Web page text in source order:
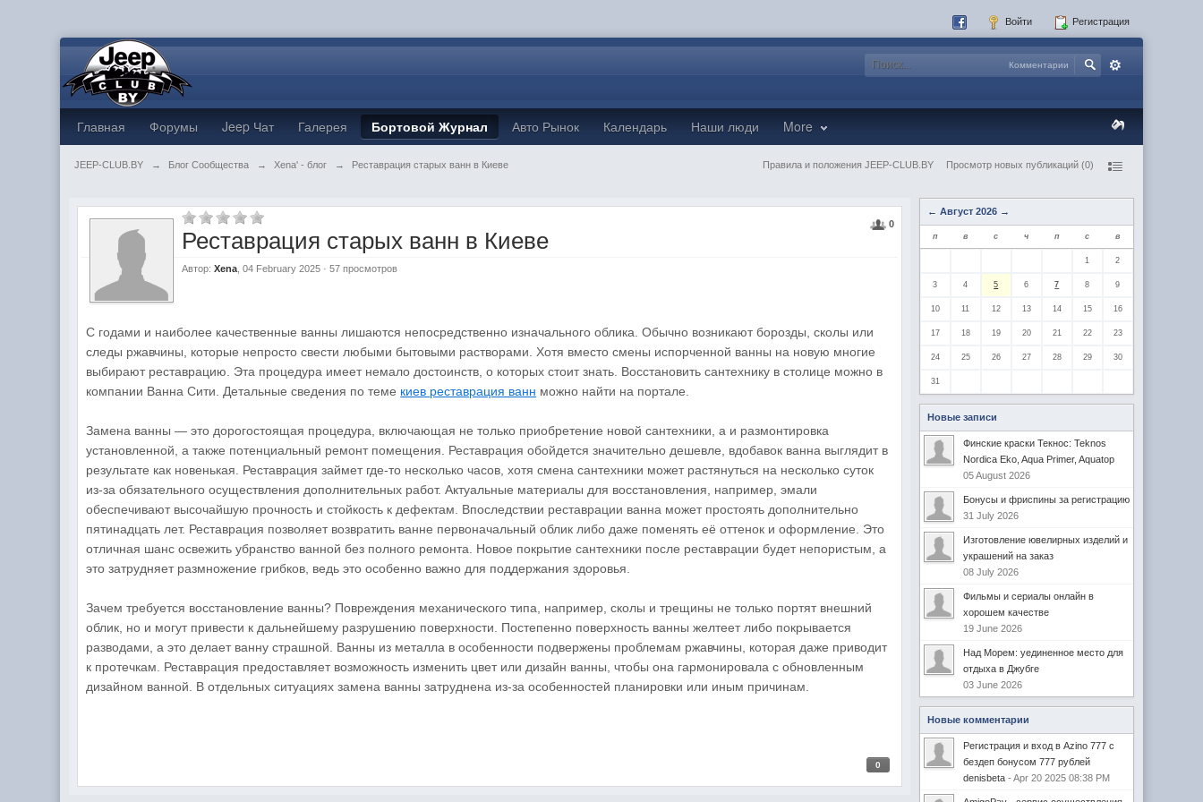
Войти Регистрация
Комментарии
Главная Форумы Jeep Чат Галерея Бортовой Журнал Авто Рынок Календарь Наши люди More
JEEP-CLUB.BY → Блог Сообщества → Xena' - блог → Реставрация старых ванн в Киеве Правила и положения JEEP-CLUB.BY Просмотр новых публикаций (0)
0
Реставрация старых ванн в Киеве
Автор:Xena , 04 February 2025 · 57 просмотров
С годами и наиболее качественные ванны лишаются непосредственно изначального облика. Обычно возникают борозды, сколы или
следы ржавчины, которые непросто свести любыми бытовыми растворами. Хотя вместо смены испорченной ванны на новую многие
выбирают реставрацию. Эта процедура имеет немало достоинств, о которых стоит знать. Восстановить сантехнику в столице можно в
компании Ванна Сити. Детальные сведения по теме киев реставрация ванн можно найти на портале.
Замена ванны — это дорогостоящая процедура, включающая не только приобретение новой сантехники, а и размонтировка
установленной, а также потенциальный ремонт помещения. Реставрация обойдется значительно дешевле, вдобавок ванна выглядит в
результате как новенькая. Реставрация займет где-то несколько часов, хотя смена сантехники может растянуться на несколько суток
из-за обязательного осуществления дополнительных работ. Актуальные материалы для восстановления, например, эмали
обеспечивают высочайшую прочность и стойкость к дефектам. Впоследствии реставрации ванна может простоять дополнительно
пятинадцать лет. Реставрация позволяет возвратить ванне первоначальный облик либо даже поменять её оттенок и оформление. Это
отличная шанс освежить убранство ванной без полного ремонта. Новое покрытие сантехники после реставрации будет непористым, а
это затрудняет размножение грибков, ведь это особенно важно для поддержания здоровья.
Зачем требуется восстановление ванны? Повреждения механического типа, например, сколы и трещины не только портят внешний
облик, но и могут привести к дальнейшему разрушению поверхности. Постепенно поверхность ванны желтеет либо покрывается
разводами, а это делает ванну страшной. Ванны из металла в особенности подвержены проблемам ржавчины, которая даже приводит
к протечкам. Реставрация предоставляет возможность изменить цвет или дизайн ванны, чтобы она гармонировала с обновленным
дизайном ванной. В отдельных ситуациях замена ванны затруднена из-за особенностей планировки или иным причинам.
0
← Август 2026 →
п в с ч п с в
1 2
3 4 5 6 7 8 9
10 11 12 13 14 15 16
17 18 19 20 21 22 23
24 25 26 27 28 29 30
31
Новые записи
Финские краски Текнос: Teknos
Nordica Eko, Aqua Primer, Aquatop
05 August 2026
Бонусы и фриспины за регистрацию
31 July 2026
Изготовление ювелирных изделий и
украшений на заказ
08 July 2026
Фильмы и сериалы онлайн в
хорошем качестве
19 June 2026
Над Морем: уединенное место для
отдыха в Джубге
03 June 2026
Новые комментарии
Регистрация и вход в Azino 777 с
бездеп бонусом 777 рублей
denisbeta- Apr 20 2025 08:38 PM